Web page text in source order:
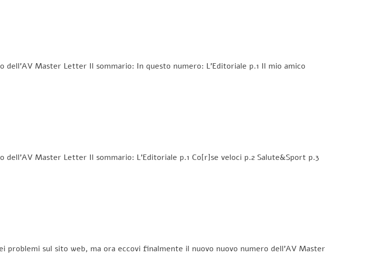
Master Letter Il sommario: In questo numero: L’Editoriale p.1 Il mio amico
Master Letter Il sommario: L’Editoriale p.1 Co[r]se veloci p.2 Salute&Sport p.3
problemi sul sito web, ma ora eccovi finalmente il nuovo nuovo numero dell’AV Master